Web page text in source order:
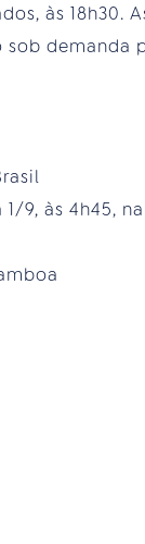
às 18h30.
demanda
9, às 4h45,